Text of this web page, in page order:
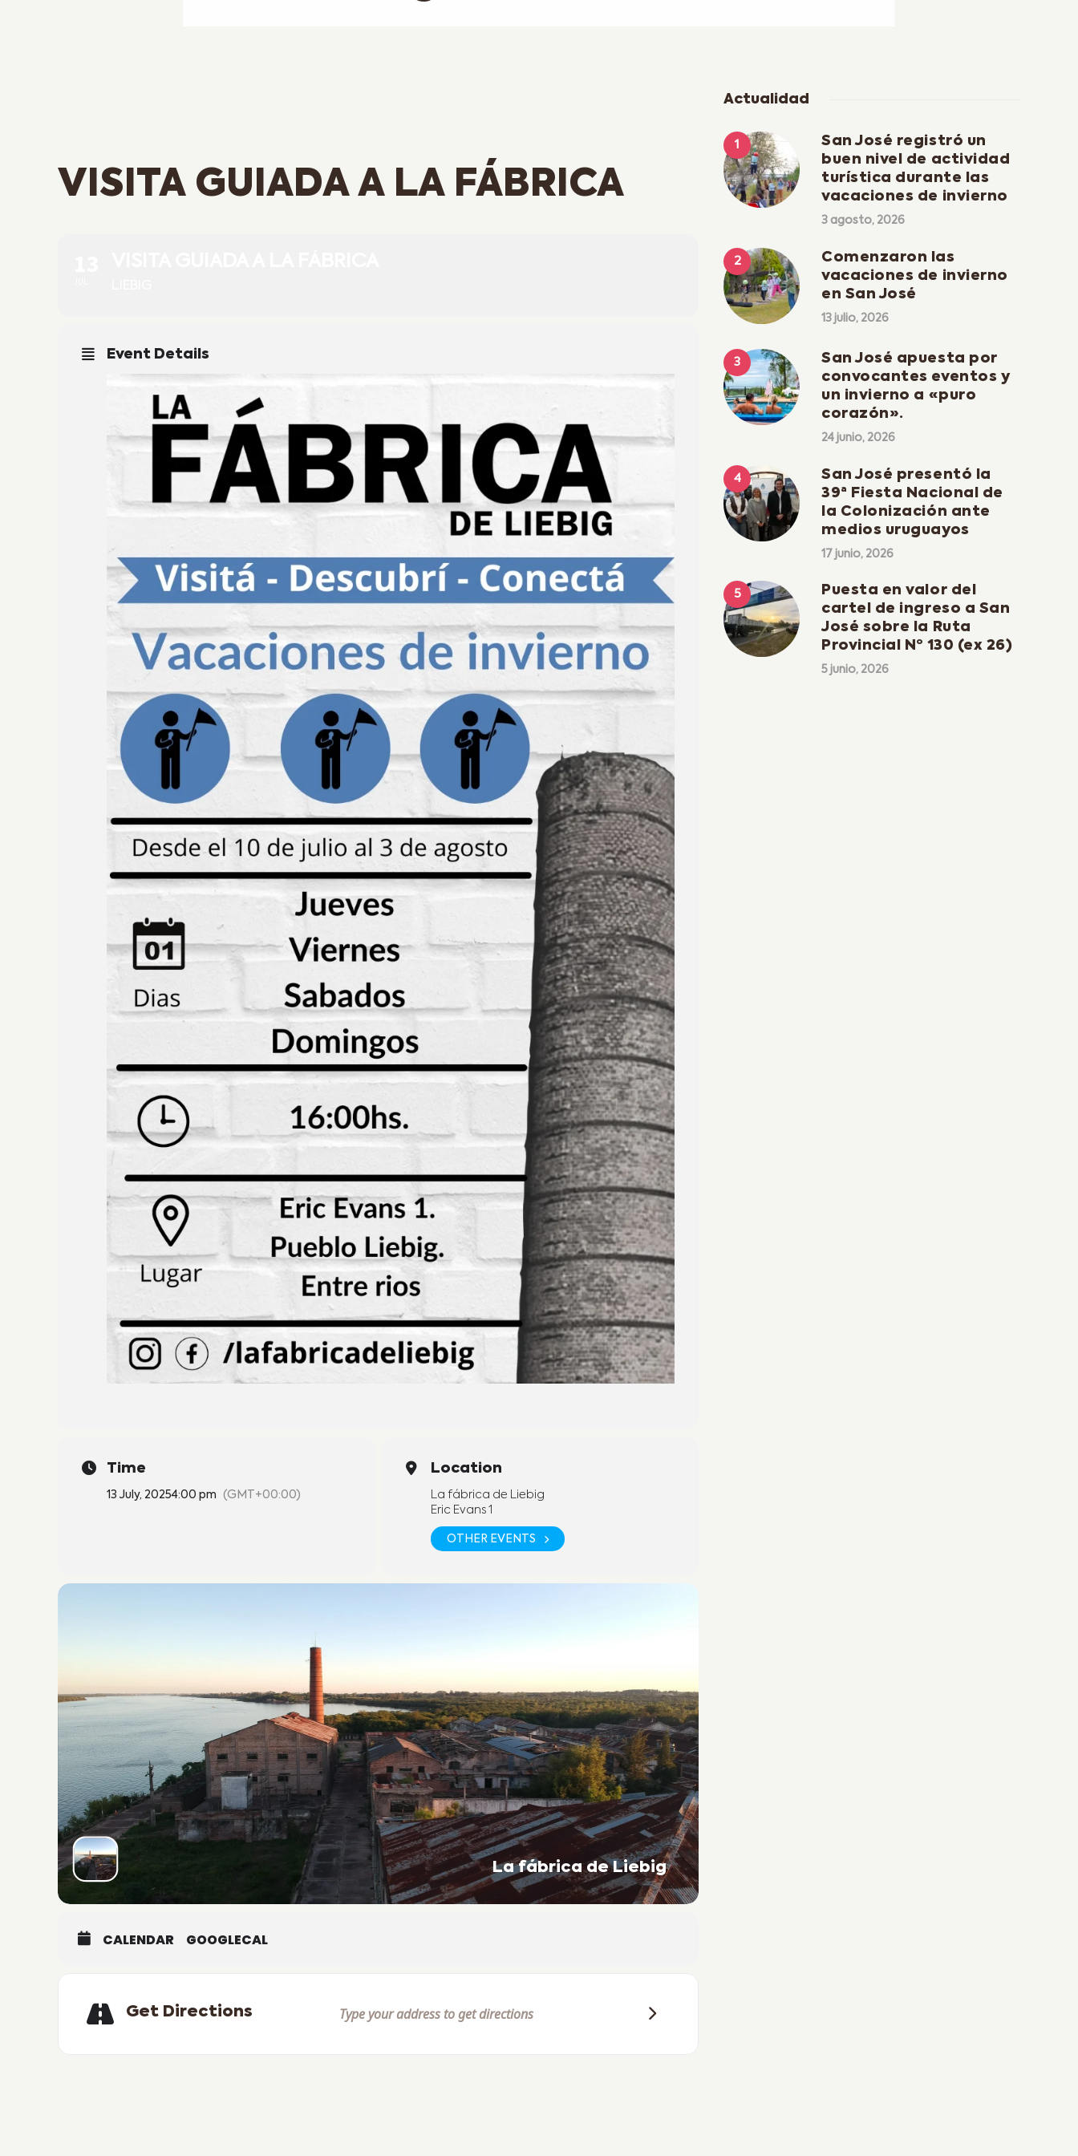
VISITA GUIADA A LA FÁBRICA
Event Details
Time
13 July, 20254:00 pm (GMT+00:00)
Location
La fábrica de Liebig
Eric Evans 1
OTHER EVENTS
La fábrica de Liebig
CALENDAR GOOGLECAL
Get Directions
Actualidad
San José registró un
buen nivel de actividad
turística durante las
vacaciones de invierno
3 agosto, 2026
Comenzaron las
vacaciones de invierno
en San José
13 julio, 2026
San José apuesta por
convocantes eventos y
un invierno a «puro
corazón».
24 junio, 2026
San José presentó la
39ª Fiesta Nacional de
la Colonización ante
medios uruguayos
17 junio, 2026
Puesta en valor del
cartel de ingreso a San
José sobre la Ruta
Provincial Nº 130 (ex 26)
5 junio, 2026